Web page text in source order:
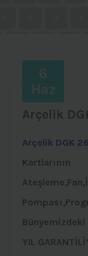
6
Haz
Arçelik
Arçelik DGK
Kartlarının
YIL